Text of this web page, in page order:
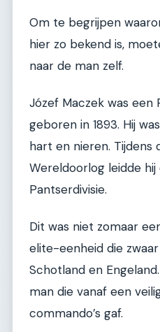
Om te begrijpen
hier zo bekend is,
naar de man zelf.
Józef Maczek was een
geboren in 1893. Hij
hart en nieren. Tijdens
Wereldoorlog leidde hij
Pantserdivisie.
Dit was niet zomaar
elite-eenheid die
Schotland en
man die vanaf een
commando’s gaf.